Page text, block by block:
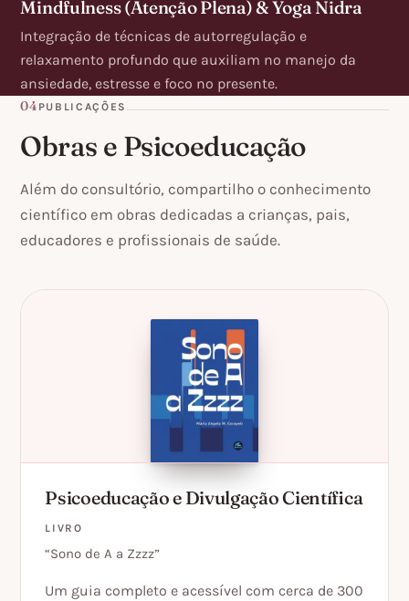
Mindfulness(Atenção Plena) & Yoga Nidra
Integração de técnicas de autorregulação e
relaxamento profundo que auxiliam no manejo da
ansiedade, estresse e foco no presente.
04 PUBLICAÇÕES
Obras e Psicoeducação
Além do consultório, compartilho o conhecimento
científico em obras dedicadas a crianças, pais,
educadores e profissionais de saúde.
Psicoeducação e Divulgação Científica
LIVRO
“Sono de A a Zzzz”
Um guia completo e acessível com cerca de 300